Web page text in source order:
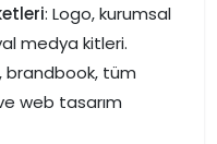
: Logo, kurumsal
medya kitleri.
brandbook, tüm
web tasarım